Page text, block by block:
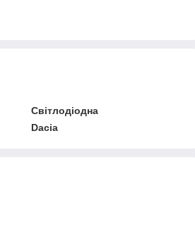
Світлодіодна
Dacia